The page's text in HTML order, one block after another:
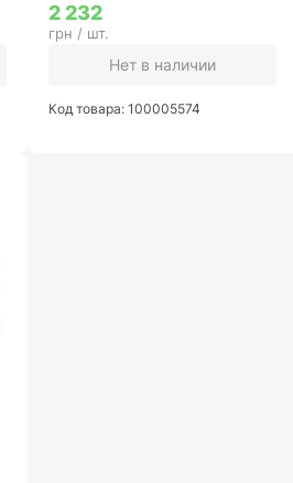
2 232
грн / шт.
Нет в наличии
Код товара: 100005574